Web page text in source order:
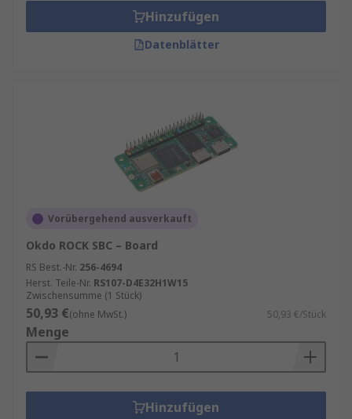
Hinzufügen
Datenblätter
Vorübergehend ausverkauft
Okdo ROCK SBC – Board
RS Best.-Nr. 256-4694
Herst. Teile-Nr. RS107-D4E32H1W15
Zwischensumme (1 Stück)
50,93 €(ohne MwSt.) 50,93 €/Stück
Menge
Hinzufügen